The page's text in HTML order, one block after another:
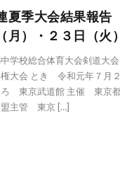
夏季大会結果報
）・２３日（火）
学校総合体育大会剣道大
大会 とき 令和元年７月
ろ 東京武道館 主催 東京
盟主管 東京 […]